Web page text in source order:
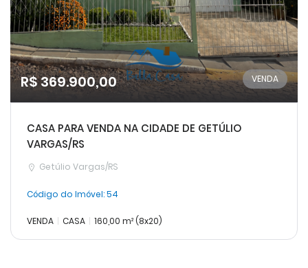
R$ 369.900,00 VENDA
CASA PARA VENDA NA CIDADE DE GETÚLIO
VARGAS/RS
Getúlio Vargas/RS
Código do Imóvel:54
VENDA CASA 160,00 m² (8x20)